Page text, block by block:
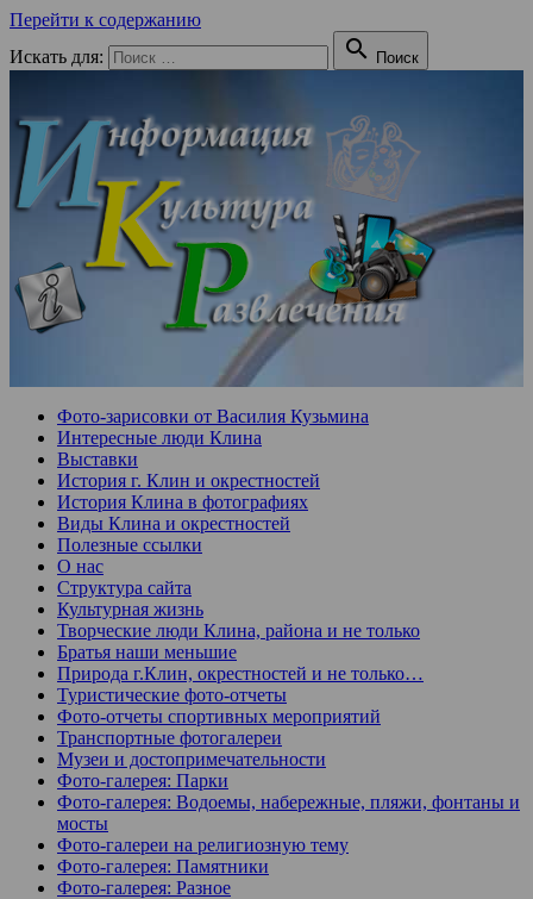
Перейти к содержанию
Искать для:
 Поиск
Фото-зарисовки от Василия Кузьмина
Интересные люди Клина
Выставки
История г. Клин и окрестностей
История Клина в фотографиях
Виды Клина и окрестностей
Полезные ссылки
О нас
Структура сайта
Культурная жизнь
Творческие люди Клина, района и не только
Братья наши меньшие
Природа г.Клин, окрестностей и не только…
Туристические фото-отчеты
Фото-отчеты спортивных мероприятий
Транспортные фотогалереи
Музеи и достопримечательности
Фото-галерея: Парки
Фото-галерея: Водоемы, набережные, пляжи, фонтаны и
мосты
Фото-галереи на религиозную тему
Фото-галерея: Памятники
Фото-галерея: Разное